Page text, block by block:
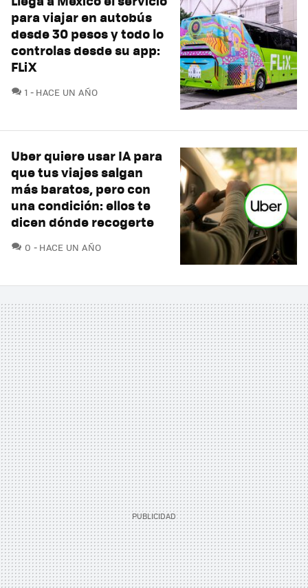
para viajar en autobús
desde 30 pesos y todo lo
controlas desde su app:
FLiX
1 COMENTARIOS
HACE UN AÑO
Uber quiere usar IA para
que tus viajes salgan
más baratos, pero con
una condición: ellos te
dicen dónde recogerte
0 COMENTARIOS
HACE UN AÑO